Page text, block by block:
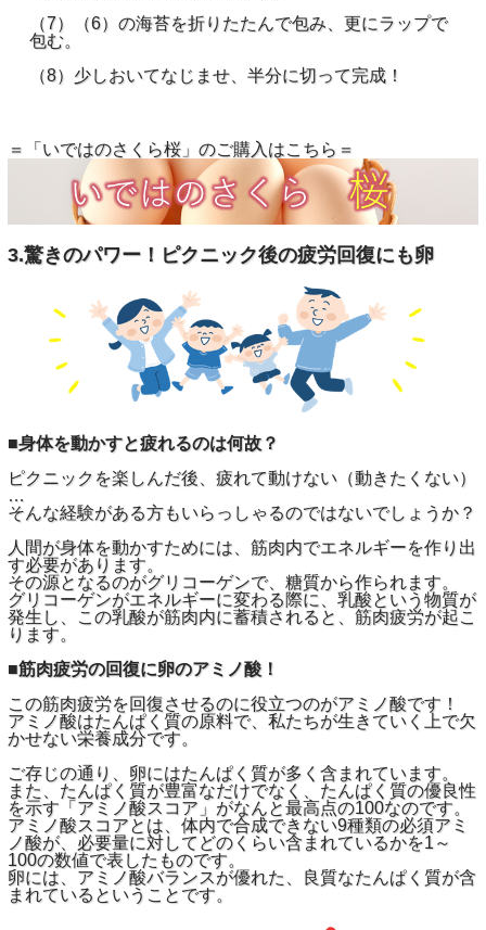
（7）（6）の海苔を折りたたんで包み、更にラップで
包む。
（8）少しおいてなじませ、半分に切って完成！
＝「いではのさくら桜」のご購入はこちら＝
3.驚きのパワー！ピクニック後の疲労回復にも卵
■身体を動かすと疲れるのは何故？
ピクニックを楽しんだ後、疲れて動けない（動きたくない）
…
そんな経験がある方もいらっしゃるのではないでしょうか？
人間が身体を動かすためには、筋肉内でエネルギーを作り出
す必要があります。
その源となるのがグリコーゲンで、糖質から作られます。
グリコーゲンがエネルギーに変わる際に、乳酸という物質が
発生し、この乳酸が筋肉内に蓄積されると、筋肉疲労が起こ
ります。
■筋肉疲労の回復に卵のアミノ酸！
この筋肉疲労を回復させるのに役立つのがアミノ酸です！
アミノ酸はたんぱく質の原料で、私たちが生きていく上で欠
かせない栄養成分です。
ご存じの通り、卵にはたんぱく質が多く含まれています。
また、たんぱく質が豊富なだけでなく、たんぱく質の優良性
を示す「アミノ酸スコア」がなんと最高点の100なのです。
アミノ酸スコアとは、体内で合成できない9種類の必須アミ
ノ酸が、必要量に対してどのくらい含まれているかを1～
100の数値で表したものです。
卵には、アミノ酸バランスが優れた、良質なたんぱく質が含
まれているということです。